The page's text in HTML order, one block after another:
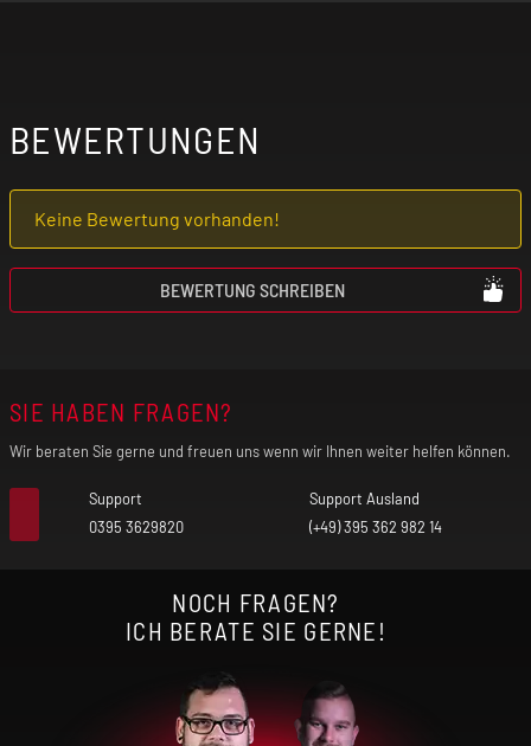
BEWERTUNGEN
Keine Bewertung vorhanden!
BEWERTUNG SCHREIBEN
SIE HABEN FRAGEN?
Wir beraten Sie gerne und freuen uns wenn wir Ihnen weiter helfen können.
Support
0395 3629820
Support Ausland
(+49) 395 362 982 14
NOCH FRAGEN?
ICH BERATE SIE GERNE!